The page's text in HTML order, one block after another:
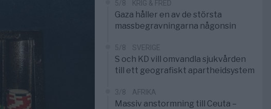
5/8 KRIG & FRED
Gaza håller en av de största
massbegravningarna någonsin
5/8 SVERIGE
S och KD vill omvandla sjukvården
till ett geografiskt apartheidsystem
3/8 AFRIKA
Massiv anstormning till Ceuta –